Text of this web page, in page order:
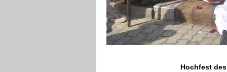
Hochfest